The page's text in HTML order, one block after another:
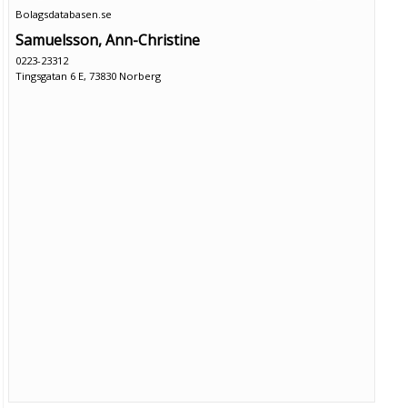
Bolagsdatabasen.se
Samuelsson, Ann-Christine
0223-23312
Tingsgatan 6 E, 73830 Norberg